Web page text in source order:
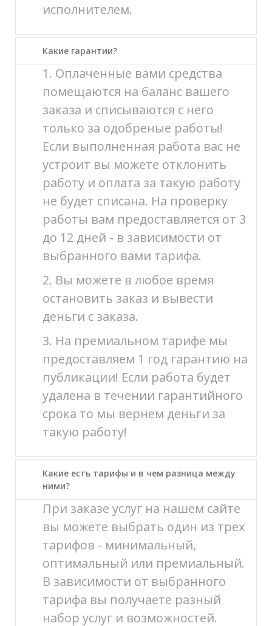
исполнителем.
Какие гарантии?
1. Оплаченные вами средства
помещаются на баланс вашего
заказа и списываются с него
только за одобреные работы!
Если выполненная работа вас не
устроит вы можете отклонить
работу и оплата за такую работу
не будет списана. На проверку
работы вам предоставляется от 3
до 12 дней - в зависимости от
выбранного вами тарифа.
2. Вы можете в любое время
остановить заказ и вывести
деньги с заказа.
3. На премиальном тарифе мы
предоставляем 1 год гарантию на
публикации! Если работа будет
удалена в течении гарантийного
срока то мы вернем деньги за
такую работу!
Какие есть тарифы и в чем разница между
ними?
При заказе услуг на нашем сайте
вы можете выбрать один из трех
тарифов - минимальный,
оптимальный или премиальный.
В зависимости от выбранного
тарифа вы получаете разный
набор услуг и возможностей.